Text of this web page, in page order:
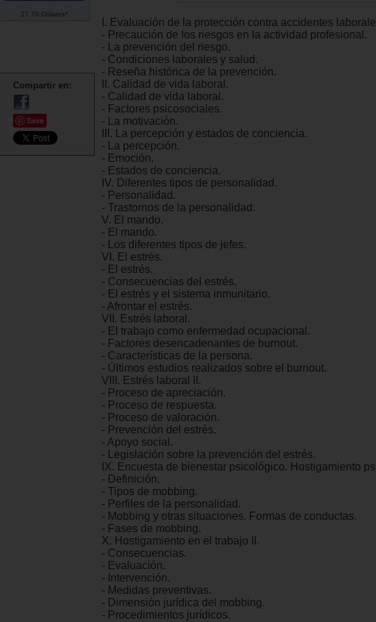
27.70 Dólares*
Compartir en:
Save
I. Evaluación de la protección contra accidentes
- Precaución de los riesgos en la actividad profesional.
- La prevención del riesgo.
- Condiciones laborales y salud.
- Reseña histórica de la prevención.
II. Calidad de vida laboral.
- Calidad de vida laboral.
- Factores psicosociales.
- La motivación.
III. La percepción y estados de conciencia.
- La percepción.
- Emoción.
- Estados de conciencia.
IV. Diferentes tipos de personalidad.
- Personalidad.
- Trastornos de la personalidad.
V. El mando.
- El mando.
- Los diferentes tipos de jefes.
VI. El estrés.
- El estrés.
- Consecuencias del estrés.
- El estrés y el sistema inmunitario.
- Afrontar el estrés.
VII. Estrés laboral.
- El trabajo como enfermedad ocupacional.
- Factores desencadenantes de burnout.
- Características de la persona.
- Últimos estudios realizados sobre el burnout.
VIII. Estrés laboral II.
- Proceso de apreciación.
- Proceso de respuesta.
- Proceso de valoración.
- Prevención del estrés.
- Apoyo social.
- Legislación sobre la prevención del estrés.
IX. Encuesta de bienestar psicológico. Hostigamiento
- Definición.
- Tipos de mobbing.
- Perfiles de la personalidad.
- Mobbing y otras situaciones. Formas de conductas.
- Fases de mobbing.
X. Hostigamiento en el trabajo II.
- Consecuencias.
- Evaluación.
- Intervención.
- Medidas preventivas.
- Dimensión jurídica del mobbing.
- Procedimientos jurídicos.